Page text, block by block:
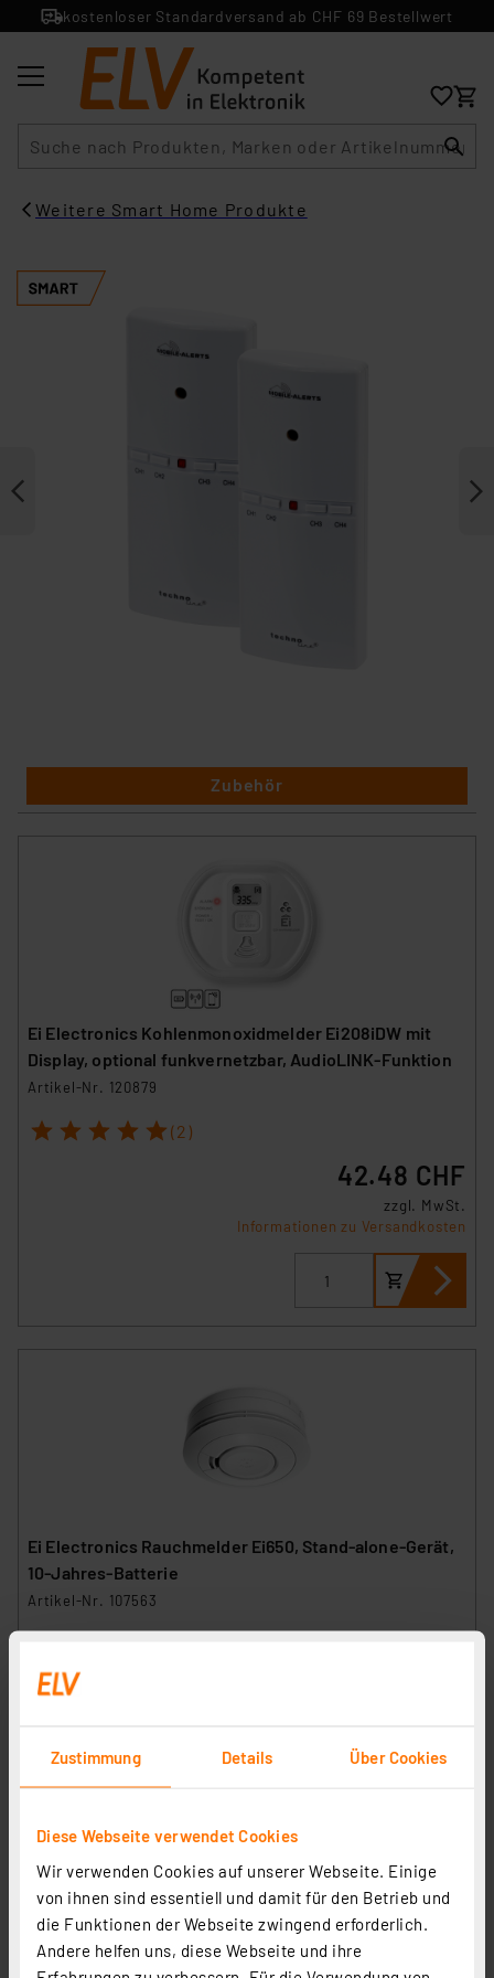
Zustimmung Details Über Cookies
Diese Webseite verwendet Cookies
Wir verwenden Cookies auf unserer Webseite. Einige
von ihnen sind essentiell und damit für den Betrieb und
die Funktionen der Webseite zwingend erforderlich.
Andere helfen uns, diese Webseite und ihre
kostenloser Standardversand ab CHF 69 Bestellwert
Weitere Smart Home Produkte
Zubehör
Ei Electronics Kohlenmonoxidmelder Ei208iDW mit
Display, optional funkvernetzbar, AudioLINK-Funktion
Artikel-Nr. 120879
1 2 3 4 5 (2)
42.48 CHF
zzgl. MwSt.
Informationen zu Versandkosten
Ei Electronics Rauchmelder Ei650, Stand-alone-Gerät,
10-Jahres-Batterie
Artikel-Nr. 107563